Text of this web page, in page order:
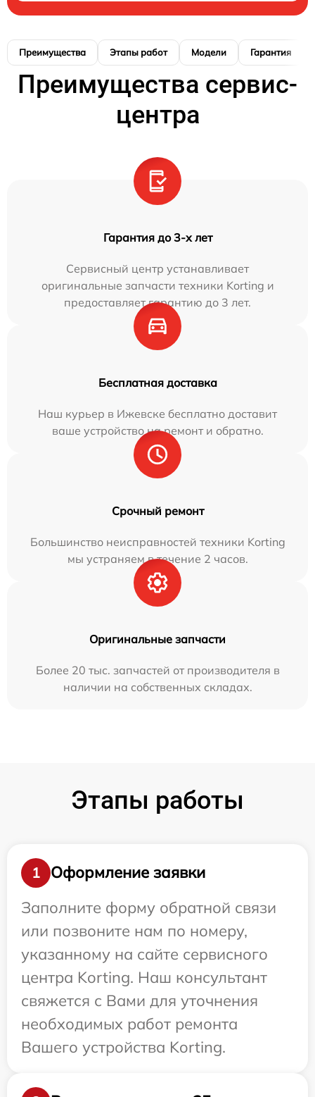
Преимущества Этапы работ Модели Гарантия
Преимущества сервис-
центра
Гарантия до 3-х лет
Сервисный центр устанавливает
оригинальные запчасти техники Korting и
предоставляет гарантию до 3 лет.
Бесплатная доставка
Наш курьер в Ижевске бесплатно доставит
ваше устройство на ремонт и обратно.
Срочный ремонт
Большинство неисправностей техники Korting
мы устраняем в течение 2 часов.
Оригинальные запчасти
Более 20 тыс. запчастей от производителя в
наличии на собственных складах.
Этапы работы
1
Оформление заявки
Заполните форму обратной связи
или позвоните нам по номеру,
указанному на сайте сервисного
центра Korting. Наш консультант
свяжется с Вами для уточнения
необходимых работ ремонта
Вашего устройства Korting.